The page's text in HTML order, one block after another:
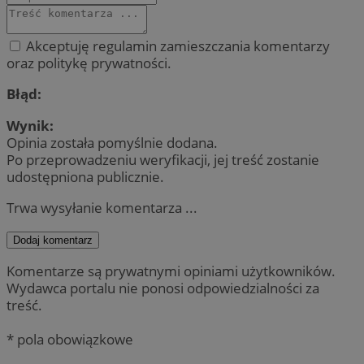
Akceptuję regulamin zamieszczania komentarzy
oraz politykę prywatności.
Błąd:
Wynik:
Opinia została pomyślnie dodana.
Po przeprowadzeniu weryfikacji, jej treść zostanie
udostępniona publicznie.
Trwa wysyłanie komentarza ...
Dodaj komentarz
Komentarze są prywatnymi opiniami użytkowników.
Wydawca portalu nie ponosi odpowiedzialności za
treść.
* pola obowiązkowe
QeSessID
VISITOR_PRIVACY_METADATA
YouTube
.youtube.com
5 miesięcy 4
tygodnie